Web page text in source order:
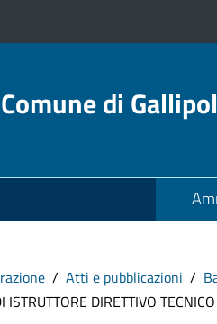
Comune di
Atti e pubblicazioni
ISTRUTTORE DIRETTIVO